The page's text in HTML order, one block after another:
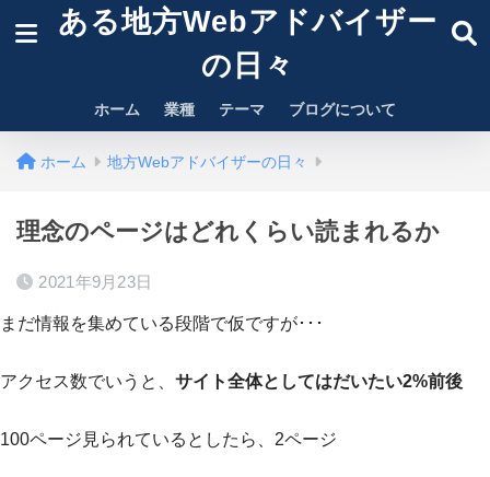
ある地方Webアドバイザー
の日々
ホーム 業種 テーマ ブログについて
ホーム 地方Webアドバイザーの日々
理念のページはどれくらい読まれるか
2021年9月23日
まだ情報を集めている段階で仮ですが･･･
アクセス数でいうと、 サイト全体としてはだいたい2%前後
100ページ見られているとしたら、2ページ